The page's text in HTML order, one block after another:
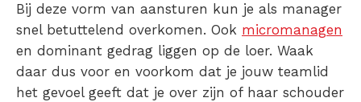
Bij deze vorm van aansturen kun je als manager
snel betuttelend overkomen. Ook micromanagen
en dominant gedrag liggen op de loer. Waak
daar dus voor en voorkom dat je jouw teamlid
het gevoel geeft dat je over zijn of haar schouder